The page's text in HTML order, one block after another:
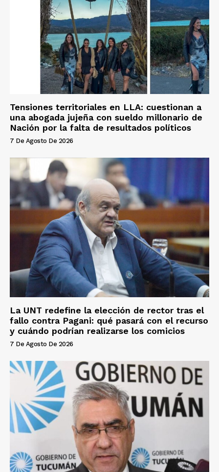
Tensiones territoriales en LLA: cuestionan a
una abogada jujeña con sueldo millonario de
Nación por la falta de resultados políticos
7 De Agosto De 2026
La UNT redefine la elección de rector tras el
fallo contra Pagani: qué pasará con el recurso
y cuándo podrían realizarse los comicios
7 De Agosto De 2026